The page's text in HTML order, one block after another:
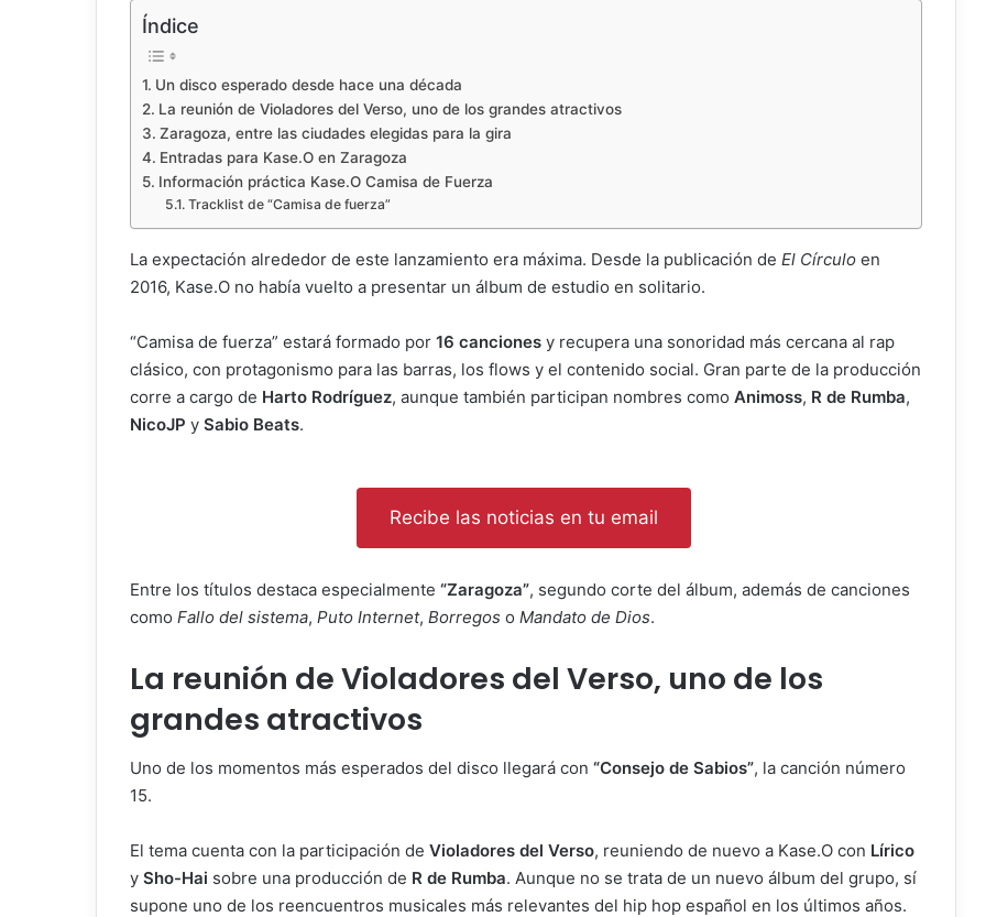
Índice
Un disco esperado desde hace una década
La reunión de Violadores del Verso, uno de los grandes atractivos
Zaragoza, entre las ciudades elegidas para la gira
Entradas para Kase.O en Zaragoza
Información práctica Kase.O Camisa de Fuerza
Tracklist de “Camisa de fuerza”
La expectación alrededor de este lanzamiento era máxima. Desde la publicación de El Círculo en
2016, Kase.O no había vuelto a presentar un álbum de estudio en solitario.
“Camisa de fuerza” estará formado por 16 canciones y recupera una sonoridad más cercana al rap
clásico, con protagonismo para las barras, los flows y el contenido social. Gran parte de la producción
corre a cargo de Harto Rodríguez, aunque también participan nombres como Animoss, R de Rumba,
NicoJP y Sabio Beats.
Recibe las noticias en tu email
Entre los títulos destaca especialmente “Zaragoza”, segundo corte del álbum, además de canciones
como Fallo del sistema, Puto Internet, Borregos o Mandato de Dios.
La reunión de Violadores del Verso, uno de los
grandes atractivos
Uno de los momentos más esperados del disco llegará con “Consejo de Sabios”, la canción número
15.
El tema cuenta con la participación de Violadores del Verso, reuniendo de nuevo a Kase.O con Lírico
y Sho-Hai sobre una producción de R de Rumba. Aunque no se trata de un nuevo álbum del grupo, sí
supone uno de los reencuentros musicales más relevantes del hip hop español en los últimos años.